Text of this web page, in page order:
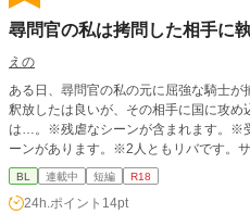
尋問官の私は拷問した相手に
えの
ある日、尋問官の私の元に屈強な騎士が
釈放したは良いが、その相手に国に攻め
は…。※残虐なシーンが含まれます。※
ーンがあります。※2人ともリバです。
BL 連載中 短編 R18
24h.ポイント 14pt